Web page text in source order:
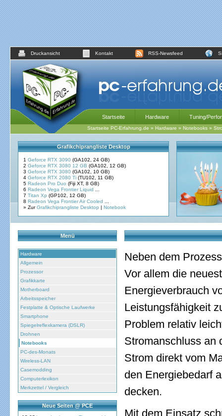
Druckansicht Kontakt RSS-Newsfeed
Startseite Hardware Tuning/
Startseite PC-Erfahrung.de » Hardware » Notebooks »
Grafikchiprangliste Desktop
1 Geforce RTX 3090 (GA102, 24 GB)
2 Geforce RTX 3080 12 GB (GA102, 12 GB)
3 Geforce RTX 3080 (GA102, 10 GB)
4 Geforce RTX 2080 Ti (TU102, 11 GB)
5 Radeon Pro Duo (Fiji XT, 8 GB)
6 Radeon Vega Frontier Liquid
7 Titan Xp (GP102, 12 GB)
8 Radeon Vega Frontier Air Cooled
» ZurGrafikchiprangliste Desktop | Notebook
Menü
Hardware
Allgemein
Prozessor
Grafikkarte
Motherboard
Arbeitsspeicher
Festplatte & Optische Laufwerke
Smartphone
Spiegelreflexkamera (DSLR)
Drohnen
Notebooks
PC-des-Monats
Wireless-LAN
Casemodding
Computerlexikon
Merkzettel / Vergleich
Neue Seiten @ PCE
Neben dem
Vor allem die
Energieverbrauch
Leistungsfähigkeit
Problem relativ
Stromanschluss an
Strom direkt vom
den Energiebedarf
decken.
Mit dem Einsatz